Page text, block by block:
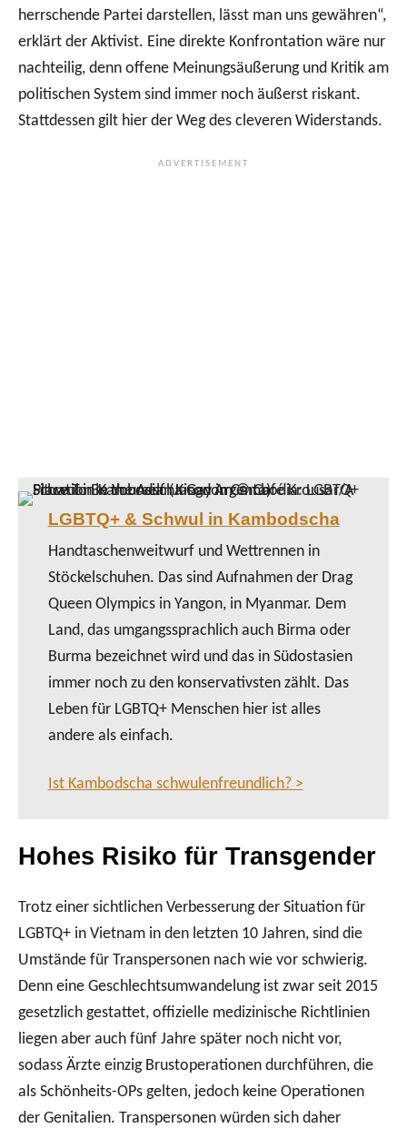
herrschende Partei darstellen, lässt man uns gewähren“,
erklärt der Aktivist. Eine direkte Konfrontation wäre nur
nachteilig, denn offene Meinungsäußerung und Kritik am
politischen System sind immer noch äußerst riskant.
Stattdessen gilt hier der Weg des cleveren Widerstands.
LGBTQ+ & Schwul in Kambodscha
Handtaschenweitwurf und Wettrennen in
Stöckelschuhen. Das sind Aufnahmen der Drag
Queen Olympics in Yangon, in Myanmar. Dem
Land, das umgangssprachlich auch Birma oder
Burma bezeichnet wird und das in Südostasien
immer noch zu den konservativsten zählt. Das
Leben für LGBTQ+ Menschen hier ist alles
andere als einfach.
Ist Kambodscha schwulenfreundlich? >
Hohes Risiko für Transgender
Trotz einer sichtlichen Verbesserung der Situation für
LGBTQ+ in Vietnam in den letzten 10 Jahren, sind die
Umstände für Transpersonen nach wie vor schwierig.
Denn eine Geschlechtsumwandelung ist zwar seit 2015
gesetzlich gestattet, offizielle medizinische Richtlinien
liegen aber auch fünf Jahre später noch nicht vor,
sodass Ärzte einzig Brustoperationen durchführen, die
als Schönheits-OPs gelten, jedoch keine Operationen
der Genitalien. Transpersonen würden sich daher